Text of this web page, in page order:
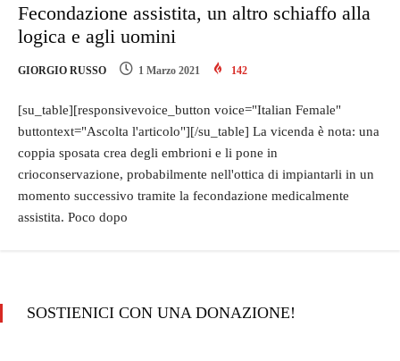
Fecondazione assistita, un altro schiaffo alla
logica e agli uomini
GIORGIO RUSSO 1 Marzo 2021 142
[su_table][responsivevoice_button voice="Italian Female"
buttontext="Ascolta l'articolo"][/su_table] La vicenda è nota: una
coppia sposata crea degli embrioni e li pone in
crioconservazione, probabilmente nell'ottica di impiantarli in un
momento successivo tramite la fecondazione medicalmente
assistita. Poco dopo
SOSTIENICI CON UNA DONAZIONE!